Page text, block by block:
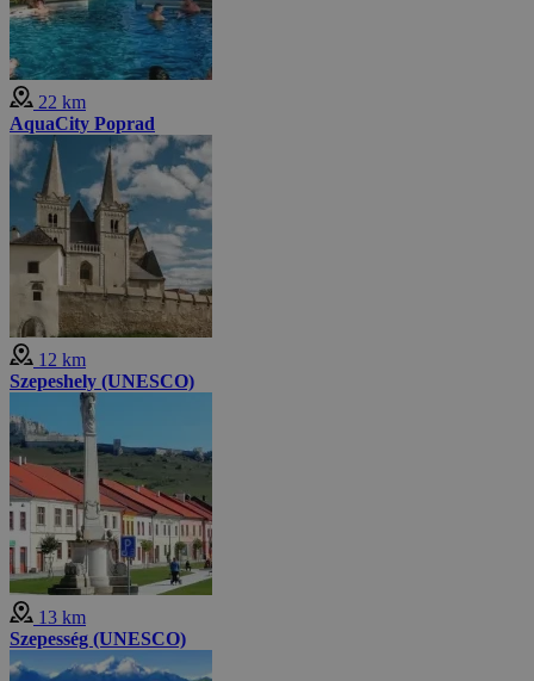
22 km
AquaCity Poprad
12 km
Szepeshely (UNESCO)
13 km
Szepesség (UNESCO)